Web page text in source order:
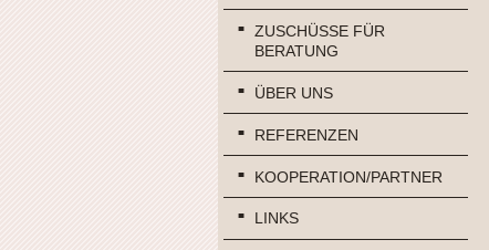
ZUSCHÜSSE FÜR
BERATUNG
ÜBER UNS
REFERENZEN
KOOPERATION/PARTNER
LINKS